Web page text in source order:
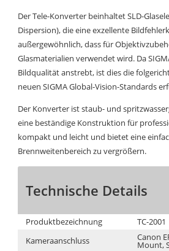
Der Tele-Konverter beinhaltet SLD-
Dispersion), die eine exzellente
außergewöhnlich, dass für
Glasmaterialien verwendet wird. Da
Bildqualität anstrebt, ist dies die
neuen SIGMA Global-Vision-Standards
Der Konverter ist staub- und
eine beständige Konstruktion für
kompakt und leicht und bietet eine
Brennweitenbereich zu vergrößern.
Technische Details
Produktbezeichnung
TC-2001
Kameraanschluss
Canon
Mount,